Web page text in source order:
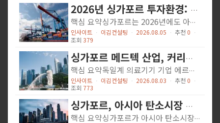
2026년 싱가포르 투자환경: 지역본부 인센티브와 글로벌 최저한세 대응
핵심 요약싱가포르는 2026년에도 아시아 지역본부 거점으로서의 위상을 강화하며, 국제본부 인센티브(IHQ)와 개발·확장 인센티브(DEI)를 통해 고부가가치 기업 유치를 지속하고 있다. 다만 2025년부터 도입된 글로벌 최저한세(Pillar Two)로 인해 우대세율의 실질적 혜택을 재검토해야 하는 상황이며, 이를 보완하는 환급형 투자세액공제(RIC)의 중요성이 높아지고 있다. 인공지능(AI) 등 첨단산업을 중심으로 정부 지원이 확대되는 한편, 기업 이사의 법적 책임과 실소유자 신고 의무 등 규제 준수 요건도 강화됐다. 싱가포르 진출을 검토하는 한국 기업은 명목 세율뿐 아니라 현지 기능 배치, 고용·지출 약정, 규제 준수 비용을 종합적으로 고려해야 한다.상세 내용① 싱가포르 투자환경의 주요 변화싱가포르 정부는 기존 글로벌 기업의 지역본부 유치에 그치지 않고, 성장 가능성이 높은 창업가를 초기 단계부터 지원하는 방향으로 투자정책을 넓히고 있다. 2025년 도입된 글로벌 창업가 프로그램(Global Founder Programme)이 대표적으로, 싱가포르 법인 설립과 자금조달·인력 채용·해외시장 진출을 패키지로 지원한다.AI 분야에서는 Prudential(보험), Grab(차량 호출), GlobalFoundries(반도체) 등이 참여한 60개 이상의 AI 우수센터(AI Centres of Excellence)가 운영 중이며, 2026년 예산안을 통해 기업의 AI 도입·인력 교육 지원과 산업 클러스터 확충이 추가로 예고됐다. 이는 외국 기업이 단순 영업·관리 기능을 넘어 기술개발, 제품 상용화, 역내 전략 수립 등 핵심 기능을 싱가포르에 배치하도록 유도하는 정책 방향이다.② 국제본부 인센티브(IHQ, International Headquarters Award)IHQ는 싱가포르에서 글로벌 또는 지역본부 기능을 신설·확대하는 기업에 적용되며, 관계기업 관리·조정·통제, 소싱·조달, 공급망 관리, 마케팅, HR·브랜드 관리 등이 적격 활동에 해당한다. 기준소득 초과분에 대해 5%, 10%, 15%의 우대세율을 5년간...
인사이트 ㆍ 이김컨설팅 ㆍ 2026.08.05 ㆍ 추천 0 ㆍ
조회 379
싱가포르 메드텍 산업, 커리어 성장의 새 무대로 부상
핵심 요약독일계 의료기기 기업 에르베(Erbe)는 2007년 싱가포르에 동남아시아 사무소를 설립한 데 이어, 2013년 아시아태평양(APAC) 지역 본부를 싱가포르로 이전하며 영업·마케팅, 재무, 디지털 R&D 기능을 통합 운영하고 있습니다. 싱가포르 현지 인재들은 임상연구 관리자, 서비스 엔지니어 등 다양한 직무에서 글로벌 메드텍 커리어를 쌓고 있으며, 이는 싱가포르가 APAC 바이오메디컬·메드텍 허브로 자리매김하고 있음을 보여줍니다. 상세 내용 에르베(Erbe)의 싱가포르 거점 확장에르베는 전기수술 장비 등 다양한 외과 분야에 적용되는 의료기기를 개발·제조·판매하는 독일 메드텍 기업입니다. 싱가포르 APAC 본부를 통해 아시아 전역 병원에 제품을 공급하며, 첨단 수술 기술 교육 프로그램도 운영하고 있습니다. 싱가포르의 안정적인 비즈니스 환경과 우수한 인재풀이 APAC 거점 선정의 핵심 이유로 작용했습니다. 임상연구 관리자 앙 리핑(Ang Li Ping)의 사례싱가포르종합병원(SGH)에서 미생물학 연구원으로 경력을 시작한 앙 리핑은 2019년 에르베에 합류해 임상연구 관리자로 활동 중입니다. 그녀의 역할은 제품의 안전성·유효성을 입증하는 임상시험을 총괄하는 것으로, 의사·병원·내부 팀 간의 커뮤니케이션 조율이 핵심입니다. 또한 에르베의 전기수술 유닛 전용 앱 emPOWER와 같은 디지털 솔루션을 대상으로 한 임상연구도 새롭게 확장하고 있어, AI·디지털 헬스 트렌드와 메드텍의 융합을 현장에서 실감할 수 있습니다. 연구실에서 비즈니스 현장으로: 전직의 도전과 성장앙 리핑은 연구실 환경에서 비즈니스 환경으로 전환하는 과정에서 비용 관리, 이해관계자 조율, 비즈니스 감각 등 새로운 역량을 습득해야 했다고 밝혔습니다. 기술·연구 배경이 메드텍 전문성의 토대가 되었지만, 비즈니스 마인드셋을 새롭게 갖추는 것이 성공적인 전직의 관건이었습니다. 이는 이공계 출신 전문가들이 메드텍 산업에서 다양한...
인사이트 ㆍ 이김컨설팅 ㆍ 2026.08.03 ㆍ 추천 0 ㆍ
조회 773
싱가포르, 아시아 탄소시장 허브로 도약하는 청사진
핵심 요약싱가포르가 아시아 탄소시장의 중심지로 자리매김하기 위한 체계적인 전략을 본격 가동하고 있습니다. 싱가포르 경제개발청(EDB, Economic Development Board)은 고품질 탄소크레딧 공급 확대, 혁신 기술 기반의 측정·보고·검증(MRV) 고도화, 그리고 탄소 관련 전문 서비스 생태계 구축이라는 세 가지 핵심 과제를 동시에 추진하고 있습니다. 이를 통해 그간 탄소시장 발전을 가로막아 온 자금 조달 공백, 스케일업 장벽, 시장 불확실성 문제를 해소하겠다는 방침입니다. 특히 동남아시아 지역의 탄소시장 활동이 급증하는 가운데, 싱가포르는 블루카본, 지속가능 농업, 전환크레딧 등 다양한 분야에서 역내 탈탄소화를 지원하는 핵심 거점으로 부상하고 있습니다.상세 내용고품질 탄소크레딧 공급 지원 — 보조금 및 펀드 조성EDB는 2024년 탄소 프로젝트 개발 보조금(Carbon Project Development Grant)을 출시하여 초기 단계의 고품질 파리협정 제6조(Article 6) 크레딧 프로젝트를 지원하고 있습니다. 2025년 5월 1차 수혜 기업으로 3Degrees, Climate Bridge International, 세계자연기금 산하 TNC(The Nature Conservancy)가 선정되었으며, TNC는 보조금을 활용해 싱가포르 팀을 확대하고 동남아 사업 스케일업을 준비 중입니다. 2026년 5월에는 Anew Climate과 VNV가 2차 수혜 기업으로 선정되어 동남아 지역 논 메탄 감축 등 Article 6 프로젝트 타당성 조사에 자금을 활용할 예정입니다.또한 EDB는 2025년 테마섹 트러스트(Temasek Trust) 산하 TT Foundation Advisors와 협력해 기부자 조언 펀드(donor-advised fund)를 조성하고, 재단 및 패밀리오피스로부터 초기 2,000만 싱가포르달러(SGD)를 확보했습니다. 이 자금은 보조금 수혜 기업들에게 재배분되어 고품질 크레딧의 안정적 공급 기반을 강화합니다.혁신 기술로 스케일업 장벽 돌파블루카본(Blue Carbon)처럼 산림보다 탄소 격리 효율이 높은...